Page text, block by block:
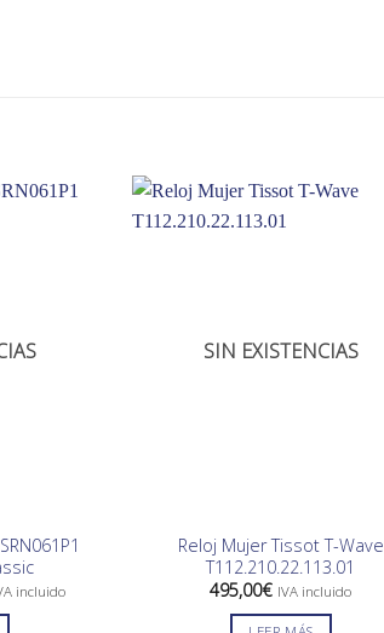
incluido
SIN EXISTENCIAS
Reloj Mujer Tissot T-Wave
T112.210.22.113.01
495,00€ IVA incluido